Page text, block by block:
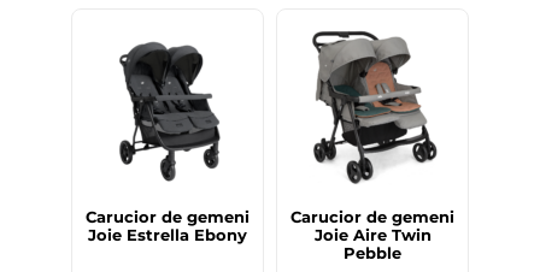
Carucior de gemeni
Joie Estrella Ebony
Carucior de gemeni
Joie Aire Twin
Pebble